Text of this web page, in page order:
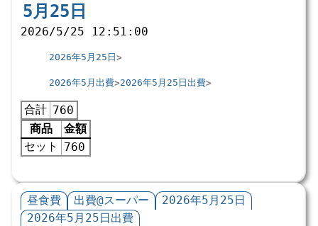
5月25日
2026/5/25 12:51:00
2026年5月25日
2026年5月出費 2026年5月25日出費
合計 760
商品
金額
セット
760
昼食費 出費@スーパー
2026年5月25日
2026年5月25日出費